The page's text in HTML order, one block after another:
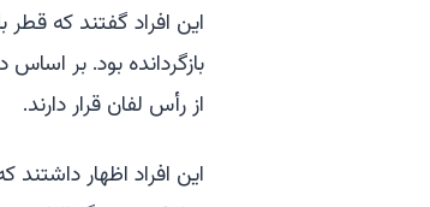
این افراد گفتند که
بازگردانده بود. بر
از رأس لفان قرار دارند.
این افراد اظهار